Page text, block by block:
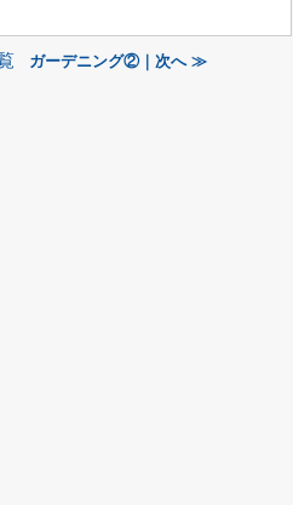
ガーデニング②｜次へ ≫